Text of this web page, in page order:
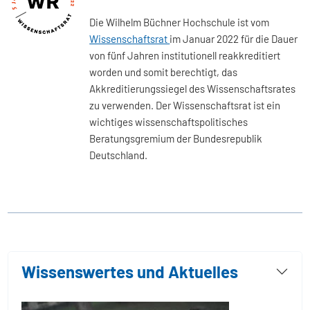
Die Wilhelm Büchner Hochschule ist vom
Wissenschaftsrat im Januar 2022 für die Dauer
von fünf Jahren institutionell reakkreditiert
worden und somit berechtigt, das
Akkreditierungssiegel des Wissenschaftsrates
zu verwenden. Der Wissenschaftsrat ist ein
wichtiges wissenschaftspolitisches
Beratungsgremium der Bundesrepublik
Deutschland.
Wissenswertes und Aktuelles